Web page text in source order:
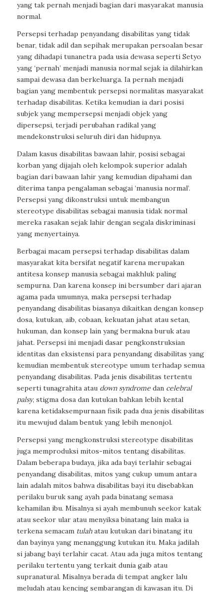
yang tak pernah menjadi bagian dari masyarakat manusia
normal.
Persepsi terhadap penyandang disabilitas yang tidak
benar, tidak adil dan sepihak merupakan persoalan besar
yang dihadapi tunanetra pada usia dewasa seperti Setyo
yang ‘pernah’ menjadi manusia normal sejak ia dilahirkan
sampai dewasa dan berkeluarga. Ia pernah menjadi
bagian yang membentuk persepsi normalitas masyarakat
terhadap disabilitas. Ketika kemudian ia dari posisi
subjek yang mempersepsi menjadi objek yang
dipersepsi, terjadi perubahan radikal yang
mendekonstruksi seluruh diri dan hidupnya.
Dalam kasus disabilitas bawaan lahir, posisi sebagai
korban yang dijajah oleh kelompok superior adalah
bagian dari bawaan lahir yang kemudian dipahami dan
diterima tanpa pengalaman sebagai ‘manusia normal’.
Persepsi yang dikonstruksi untuk membangun
stereotype disabilitas sebagai manusia tidak normal
mereka rasakan sejak lahir dengan segala diskriminasi
yang menyertainya.
Berbagai macam persepsi terhadap disabilitas dalam
masyarakat kita bersifat negatif karena merupakan
antitesa konsep manusia sebagai makhluk paling
sempurna. Dan karena konsep ini bersumber dari ajaran
agama pada umumnya, maka persepsi terhadap
penyandang disabilitas biasanya dikaitkan dengan konsep
dosa, kutukan, aib, cobaan, kekuatan jahat atau setan,
hukuman, dan konsep lain yang bermakna buruk atau
jahat. Persepsi ini menjadi dasar pengkonstruksian
identitas dan eksistensi para penyandang disabilitas yang
kemudian membentuk stereotype umum terhadap semua
penyandang disabilitas. Pada jenis disabilitas tertentu
seperti tunagrahita atau down syndromedan celebral
palsy, stigma dosa dan kutukan bahkan lebih kental
karena ketidaksempurnaan fisik pada dua jenis disabilitas
itu mewujud dalam bentuk yang lebih menonjol.
Persepsi yang mengkonstruksi stereotype disabilitas
juga memproduksi mitos-mitos tentang disabilitas.
Dalam beberapa budaya, jika ada bayi terlahir sebagai
penyandang disabilitas, mitos yang cukup umum antara
lain adalah mitos bahwa disabilitas bayi itu disebabkan
perilaku buruk sang ayah pada binatang semasa
kehamilan ibu. Misalnya si ayah membunuh seekor katak
atau seekor ular atau menyiksa binatang lain maka ia
terkena semacam tulahatau kutukan dari binatang itu
dan bayinya yang menanggung kutukan itu. Maka jadilah
si jabang bayi terlahir cacat. Atau ada juga mitos tentang
perilaku tertentu yang terkait dunia gaib atau
supranatural. Misalnya berada di tempat angker lalu
meludah atau kencing sembarangan di kawasan itu. Di